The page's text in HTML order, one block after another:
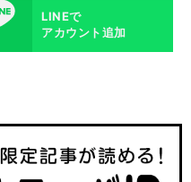
LINEで
アカウント追加